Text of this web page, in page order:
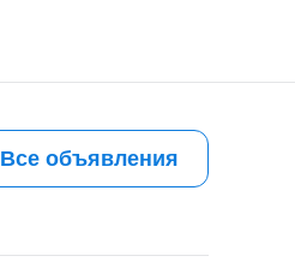
Все объявления